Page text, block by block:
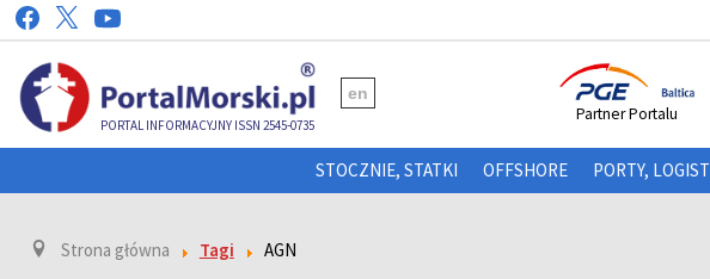
PORTAL INFORMACYJNY ISSN 2545-0735
en
Partner Portalu
STOCZNIE, STATKI OFFSHORE PORTY,
Strona główna Tagi AGN